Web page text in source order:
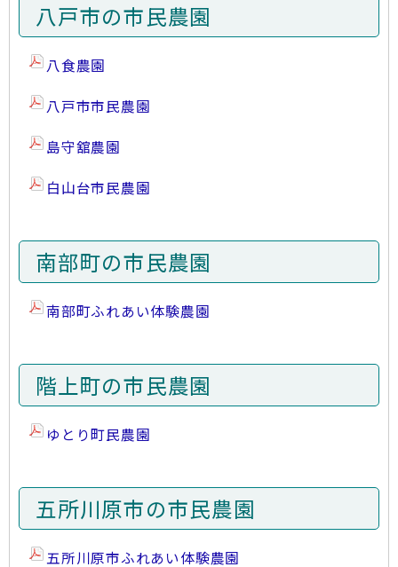
八戸市の市民農園
八食農園
八戸市市民農園
島守舘農園
白山台市民農園
南部町の市民農園
南部町ふれあい体験農園
階上町の市民農園
ゆとり町民農園
五所川原市の市民農園
五所川原市ふれあい体験農園